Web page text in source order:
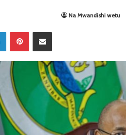
Na Mwandishi wetu
LinkedIn